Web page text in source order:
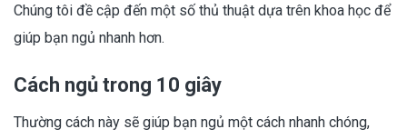
Chúng tôi đề cập đến một số thủ thuật dựa trên khoa học để
giúp bạn ngủ nhanh hơn.
Cách ngủ trong 10 giây
Thường cách này sẽ giúp bạn ngủ một cách nhanh chóng,